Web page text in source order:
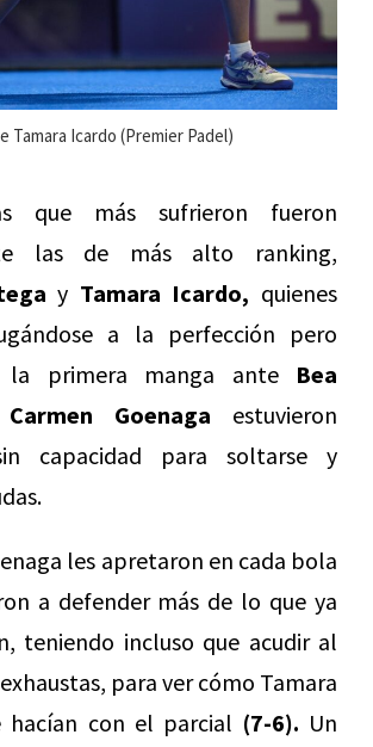
Tamara Icardo (Premier Padel)
que más sufrieron fueron
las de más alto ranking,
y Tamara Icardo, quienes
a la perfección pero
la primera manga ante Bea
Carmen Goenaga estuvieron
capacidad para soltarse y
les apretaron en cada bola
a defender más de lo que ya
teniendo incluso que acudir al
para ver cómo Tamara
hacían con el parcial (7-6). Un